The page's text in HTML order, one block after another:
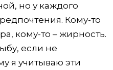
но у каждого
Кому-то
кому-то – жирность.
если не
я учитываю эти